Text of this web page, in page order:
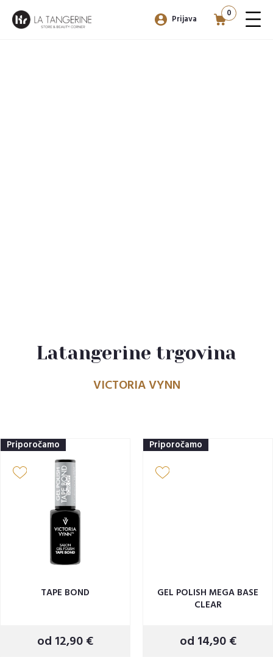
Prijava 0
Latangerine trgovina
VICTORIA VYNN
Priporočamo
TAPE BOND
od 12,90 €
Priporočamo
GEL POLISH MEGA BASE
CLEAR
od 14,90 €